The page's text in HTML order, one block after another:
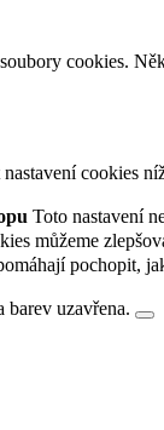
cookies.
cookies
Toto nastavení
můžeme
pochopit,
uzavřena.